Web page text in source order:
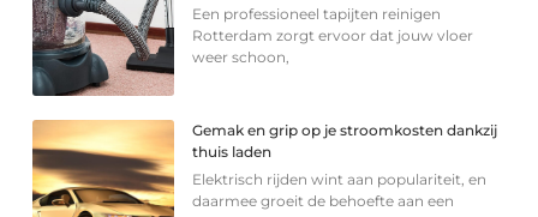
Een professioneel tapijten reinigen
Rotterdam zorgt ervoor dat jouw vloer
weer schoon,
Gemak en grip op je stroomkosten dankzij
thuis laden
Elektrisch rijden wint aan populariteit, en
daarmee groeit de behoefte aan een